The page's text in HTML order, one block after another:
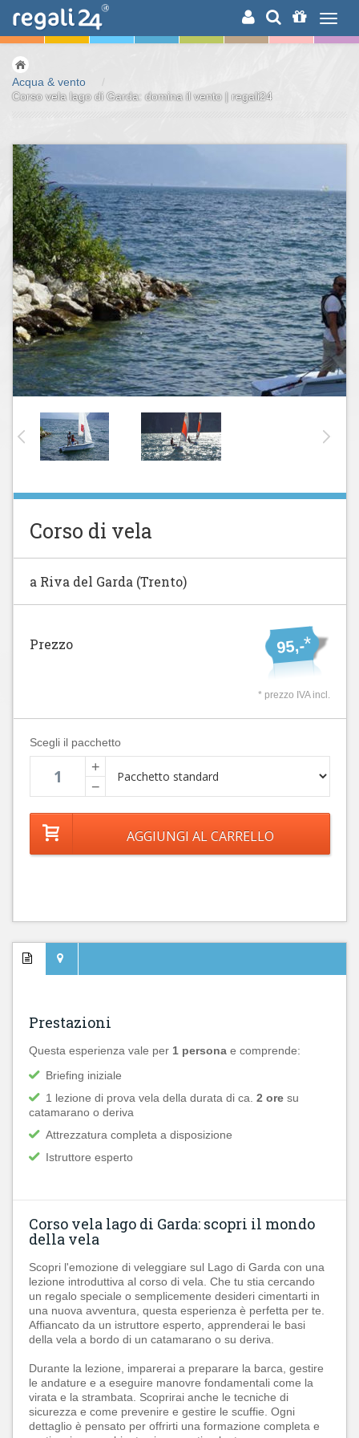
RICERCA
Acqua & vento
/
Corso vela lago di Garda: domina il vento | regali24
Corso di vela
a Riva del Garda (Trento)
95,-*
Prezzo
* prezzo IVA incl.
Scegli il pacchetto
+
−
Prestazioni
Questa esperienza vale per 1 persona e comprende:
Briefing iniziale
1 lezione di prova vela della durata di ca. 2 ore su
catamarano o deriva
Attrezzatura completa a disposizione
Istruttore esperto
Corso vela lago di Garda: scopri il mondo
della vela
Scopri l'emozione di veleggiare sul Lago di Garda con una
lezione introduttiva al corso di vela. Che tu stia cercando
un regalo speciale o semplicemente desideri cimentarti in
una nuova avventura, questa esperienza è perfetta per te.
Affiancato da un istruttore esperto, apprenderai le basi
della vela a bordo di un catamarano o su deriva.
Durante la lezione, imparerai a preparare la barca, gestire
le andature e a eseguire manovre fondamentali come la
virata e la strambata. Scoprirai anche le tecniche di
sicurezza e come prevenire e gestire le scuffie. Ogni
dettaglio è pensato per offrirti una formazione completa e